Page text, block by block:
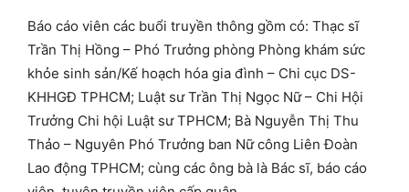
Báo cáo viên các buổi truyền thông gồm có: Thạc sĩ
Trần Thị Hồng – Phó Trưởng phòng Phòng khám sức
khỏe sinh sản/Kế hoạch hóa gia đình – Chi cục DS-
KHHGĐ TPHCM; Luật sư Trần Thị Ngọc Nữ – Chi Hội
Trưởng Chi hội Luật sư TPHCM; Bà Nguyễn Thị Thu
Thảo – Nguyên Phó Trưởng ban Nữ công Liên Đoàn
Lao động TPHCM; cùng các ông bà là Bác sĩ, báo cáo